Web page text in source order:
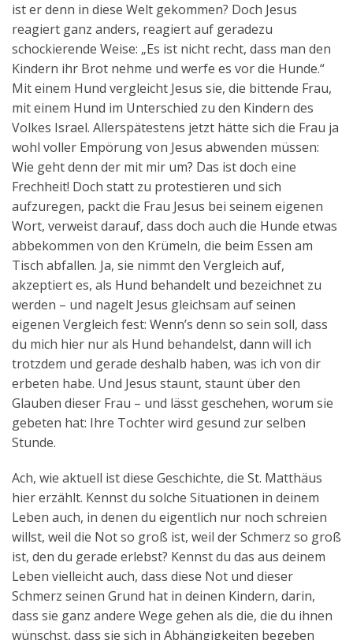
ist er denn in diese Welt gekommen? Doch Jesus
reagiert ganz anders, reagiert auf geradezu
schockierende Weise: „Es ist nicht recht, dass man den
Kindern ihr Brot nehme und werfe es vor die Hunde.“
Mit einem Hund vergleicht Jesus sie, die bittende Frau,
mit einem Hund im Unterschied zu den Kindern des
Volkes Israel. Allerspätestens jetzt hätte sich die Frau ja
wohl voller Empörung von Jesus abwenden müssen:
Wie geht denn der mit mir um? Das ist doch eine
Frechheit! Doch statt zu protestieren und sich
aufzuregen, packt die Frau Jesus bei seinem eigenen
Wort, verweist darauf, dass doch auch die Hunde etwas
abbekommen von den Krümeln, die beim Essen am
Tisch abfallen. Ja, sie nimmt den Vergleich auf,
akzeptiert es, als Hund behandelt und bezeichnet zu
werden – und nagelt Jesus gleichsam auf seinen
eigenen Vergleich fest: Wenn’s denn so sein soll, dass
du mich hier nur als Hund behandelst, dann will ich
trotzdem und gerade deshalb haben, was ich von dir
erbeten habe. Und Jesus staunt, staunt über den
Glauben dieser Frau – und lässt geschehen, worum sie
gebeten hat: Ihre Tochter wird gesund zur selben
Stunde.
Ach, wie aktuell ist diese Geschichte, die St. Matthäus
hier erzählt. Kennst du solche Situationen in deinem
Leben auch, in denen du eigentlich nur noch schreien
willst, weil die Not so groß ist, weil der Schmerz so groß
ist, den du gerade erlebst? Kennst du das aus deinem
Leben vielleicht auch, dass diese Not und dieser
Schmerz seinen Grund hat in deinen Kindern, darin,
dass sie ganz andere Wege gehen als die, die du ihnen
wünschst, dass sie sich in Abhängigkeiten begeben